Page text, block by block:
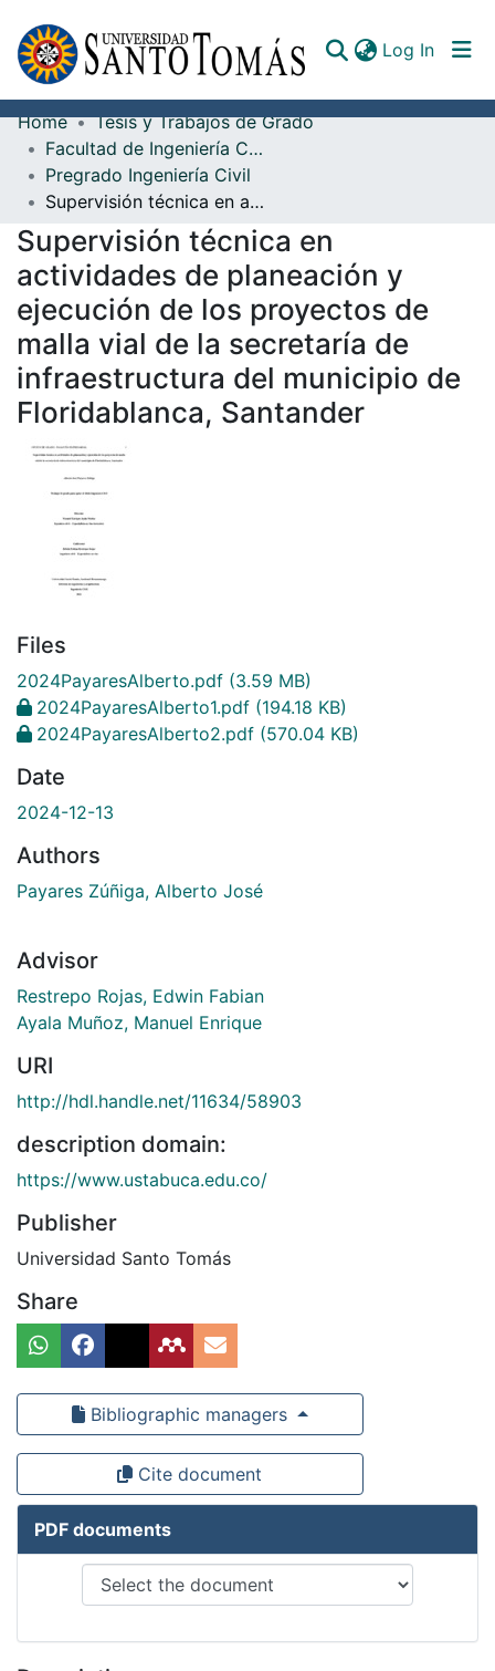
Log In
Communities & Collections
All of DSpace
Documents
Home
Tesis y Trabajos de Grado
Facultad de Ingeniería Civil
Pregrado Ingeniería Civil
Supervisión técnica en actividades de planeación y ejecución de los proyectos de malla vial de la secretaría de infraestructura del municipio de Floridablanca, Santander
Supervisión técnica en
actividades de planeación y
ejecución de los proyectos de
malla vial de la secretaría de
infraestructura del municipio de
Floridablanca, Santander
Files
2024PayaresAlberto.pdf (3.59 MB)
2024PayaresAlberto1.pdf (194.18 KB)
2024PayaresAlberto2.pdf (570.04 KB)
Date
2024-12-13
Authors
Payares Zúñiga, Alberto José
Advisor
Restrepo Rojas, Edwin Fabian
Ayala Muñoz, Manuel Enrique
URI
http://hdl.handle.net/11634/58903
description domain:
https://www.ustabuca.edu.co/
Publisher
Universidad Santo Tomás
Share
Bibliographic managers
Cite document
PDF documents